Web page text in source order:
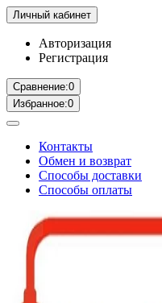
Личный кабинет
Авторизация
Регистрация
Сравнение:0
Избранное:0
Контакты
Обмен и возврат
Способы доставки
Способы оплаты